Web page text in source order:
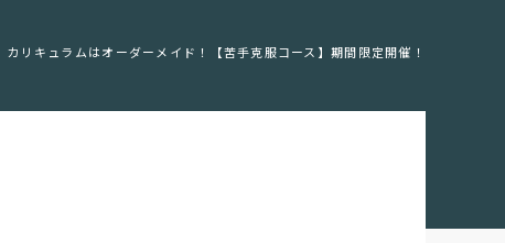
カリキュラムはオーダーメイド！【苦手克服コース】期間限定開催！